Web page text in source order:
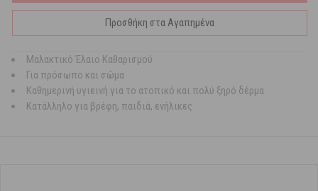
Προσθήκη στα Αγαπημένα
Μαλακτικό Έλαιο Καθαρισμού
Για πρόσωπο και σώμα
Καθημερινή υγιεινή για το ατοπικό και πολύ ξηρό δέρμα
Κατάλληλο για βρέφη, παιδιά, ενήλικες